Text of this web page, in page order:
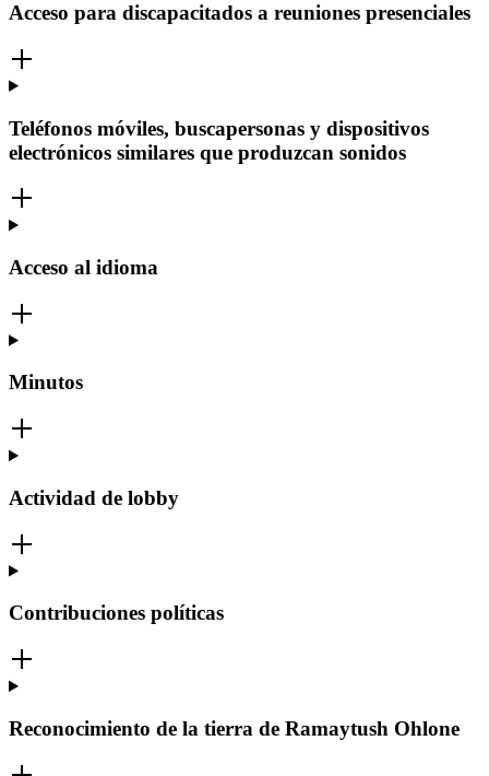
Acceso para discapacitados a reuniones presenciales
Teléfonos móviles, buscapersonas y dispositivos
electrónicos similares que produzcan sonidos
Acceso al idioma
Minutos
Actividad de lobby
Contribuciones políticas
Reconocimiento de la tierra de Ramaytush Ohlone